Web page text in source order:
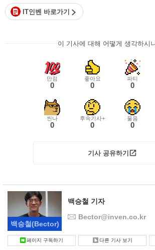
IT인벤 바로가기
이 기사에 대해 어떻게 생각하시
만점
0
좋아요
0
파티
0
씬나
0
후속기사+
0
울음
0
기사 공유하기
백승철(Bector)
백승철 기자
Bector@inven.co.kr
페이지 구독하기 다른 기사 보기